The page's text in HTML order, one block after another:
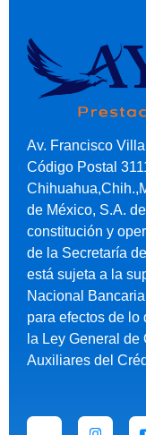
Av. Francisco
Código Postal
de México, S.A.
constitución y
de la Secretaría
está sujeta a la
Nacional
para efectos de lo
la Ley General
Auxiliares del